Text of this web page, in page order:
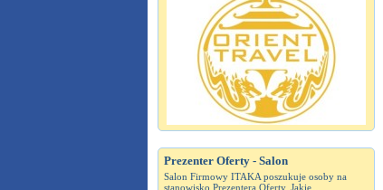
Prezenter Oferty - Salon
Salon Firmowy ITAKA poszukuje osoby na
stanowisko Prezentera Oferty. Jakie...